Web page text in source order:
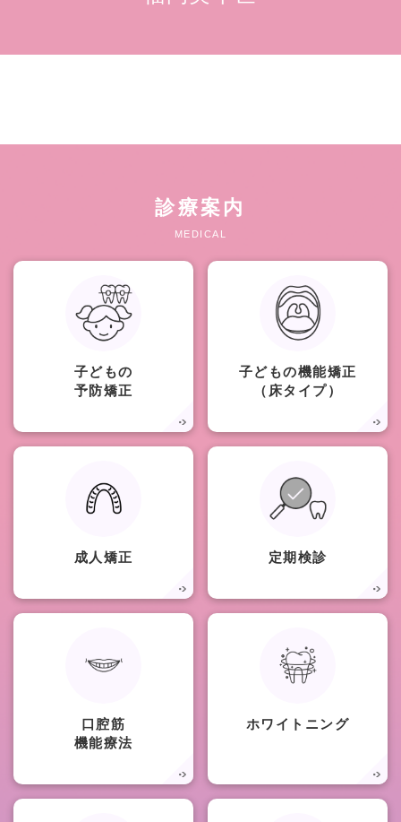
診療案内
MEDICAL
子どもの
予防矯正
子どもの機能矯正
（床タイプ）
成人矯正 定期検診
口腔筋
機能療法
ホワイトニング